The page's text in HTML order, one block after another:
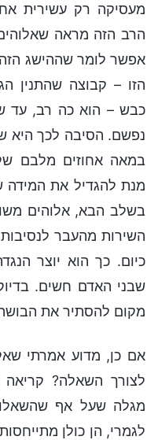
מעסיקה רק עשירית
הרב הזה מראה
אפשר לומר שההישג
הזו – קבוצה שהתנין
כבש – הוא כה רב, עד
נפשם. הסיבה לכך היא
במאה אחוזים מלבם
מנת להגדיל את המידה
בשלב הבא, אלוהים
השירות מהעבר
כיום. כך הוא יוצר
שבני האדם חשים.
מקום להסתיר את
אם כן, מדוע אמרתי
לצורך השאלה?
מגלה שעל אף
לגמרי, הן כולן